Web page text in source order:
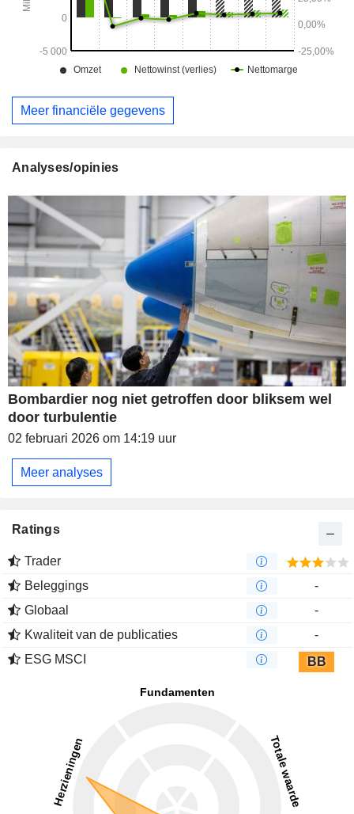
Meer financiële gegevens
Analyses/opinies
Bombardier nog niet getroffen door bliksem wel
door turbulentie
02 februari 2026 om 14:19 uur
Meer analyses
Ratings
Trader
Beleggings
-
Globaal
-
Kwaliteit van de publicaties
-
ESG MSCI
BB